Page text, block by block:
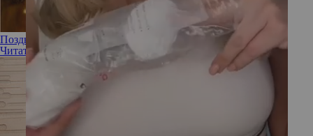
Поздние роды: за и против
Читать полностью